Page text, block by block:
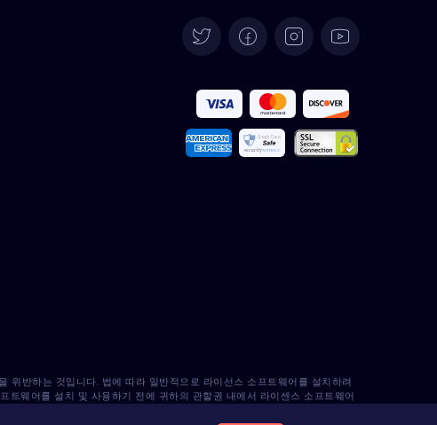
Español
Français
위반하는 것입니다. 법에 따라 일반적으로 라이선스 소프트웨어를 설치하려
웨어를 설치 및 사용하기 전에 귀하의 관할권 내에서 라이센스 소프트웨어